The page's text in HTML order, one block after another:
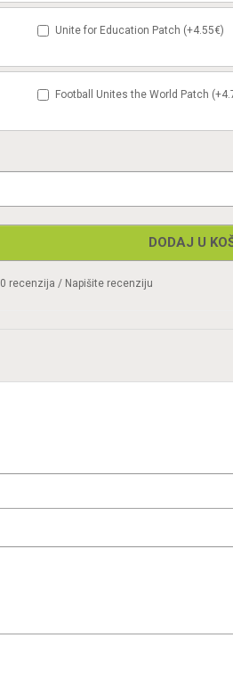
Unite for Education Patch (+4.55€)
Football Unites the World Patch
DODAJ U
0 recenzija / Napišite recenziju